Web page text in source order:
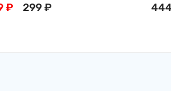
и
₽
карри, 70г, Япония
299₽